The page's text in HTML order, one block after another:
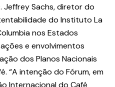
Jeffrey Sachs, diretor do
do Instituto La
nos Estados
e envolvimentos
dos Planos Nacionais
“A intenção do Fórum, em
Internacional do Café